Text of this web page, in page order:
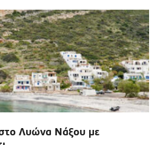
Λυώνα Νάξου με